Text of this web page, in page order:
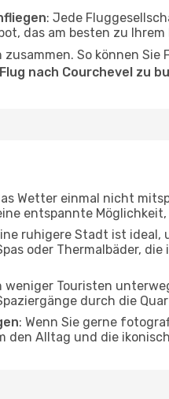
: Jede
das am besten zu
So können
Flug nach Courchevel zu
Wetter einmal nicht
entspannte
ruhigere Stadt ist ideal,
oder Thermalbäder,
weniger Touristen
durch die
: Wenn Sie gerne
den Alltag und die